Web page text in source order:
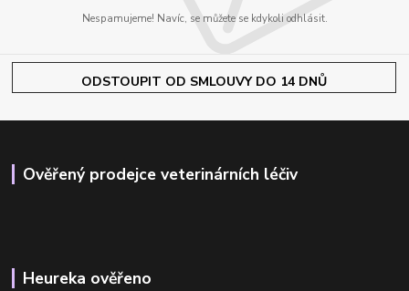
Nespamujeme! Navíc, se můžete se kdykoli odhlásit.
ODSTOUPIT OD SMLOUVY DO 14 DNŮ
Ověřený prodejce veterinárních léčiv
Heureka ověřeno